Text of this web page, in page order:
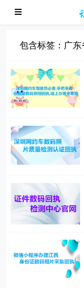
包含标签：广